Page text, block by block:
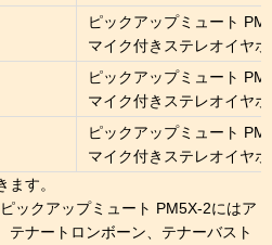
ピックアップミュート
マイク付きステレオイヤ
ピックアップミュート
マイク付きステレオイヤ
ピックアップミュート
マイク付きステレオイヤ
ックアップミュート PM5X-2にはア
テナートロンボーン、テナーバスト